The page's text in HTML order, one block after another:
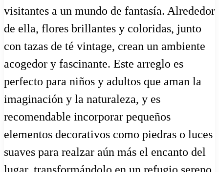
visitantes a un mundo de fantasía. Alrededor
de ella, flores brillantes y coloridas, junto
con tazas de té vintage, crean un ambiente
acogedor y fascinante. Este arreglo es
perfecto para niños y adultos que aman la
imaginación y la naturaleza, y es
recomendable incorporar pequeños
elementos decorativos como piedras o luces
suaves para realzar aún más el encanto del